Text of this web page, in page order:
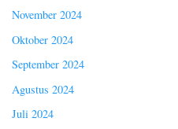
November 2024
Oktober 2024
September 2024
Agustus 2024
Juli 2024